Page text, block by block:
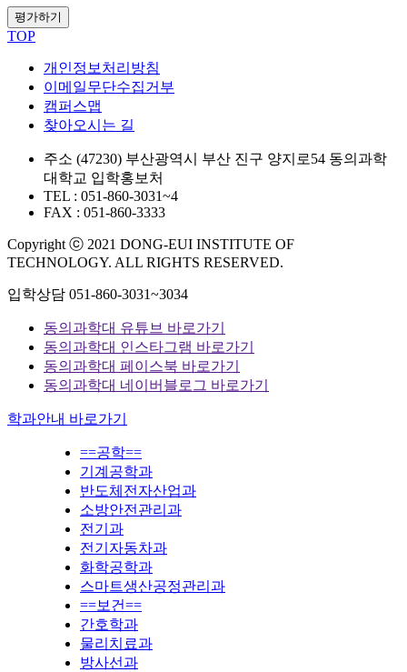
평가하기
TOP
개인정보처리방침
이메일무단수집거부
캠퍼스맵
찾아오시는 길
주소 (47230) 부산광역시 부산 진구 양지로54 동의과학
대학교 입학홍보처
TEL : 051-860-3031~4
FAX : 051-860-3333
Copyright ⓒ 2021 DONG-EUI INSTITUTE OF
TECHNOLOGY. ALL RIGHTS RESERVED.
입학상담 051-860-3031~3034
동의과학대 유튜브 바로가기
동의과학대 인스타그램 바로가기
동의과학대 페이스북 바로가기
동의과학대 네이버블로그 바로가기
학과안내 바로가기
==공학==
기계공학과
반도체전자산업과
소방안전관리과
전기과
전기자동차과
화학공학과
스마트생산공정관리과
==보건==
간호학과
물리치료과
방사선과